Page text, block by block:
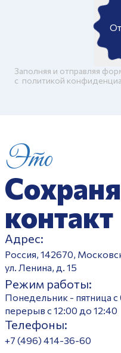
Заполняя и отправляя
c политикой
Это
контакт
Адрес:
Россия, 142670,
ул. Ленина, д. 15
Режим работы:
Понедельник - пятница
перерыв с 12:00 до 12:40
Телефоны:
+7 (496) 414-36-60